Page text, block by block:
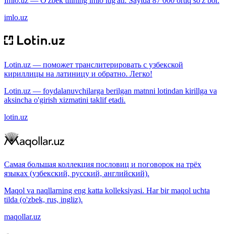
imlo.uz
Lotin.uz — поможет транслитерировать с узбекской
кириллицы на латиницу и обратно. Легко!
Lotin.uz — foydalanuvchilarga berilgan matnni lotindan kirillga va
aksincha o'girish xizmatini taklif etadi.
lotin.uz
Самая большая коллекция пословиц и поговорок на трёх
языках (узбекский, русский, английский).
Maqol va naqllarning eng katta kolleksiyasi. Har bir maqol uchta
tilda (o'zbek, rus, ingliz).
maqollar.uz